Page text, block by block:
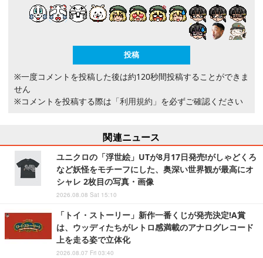
※一度コメントを投稿した後は約120秒間投稿することができま
せん
※コメントを投稿する際は 「利用規約」 を必ずご確認ください
関連ニュース
ユニクロの「浮世絵」UTが8月17日発売!がしゃどくろ
など妖怪をモチーフにした、奥深い世界観が最高にオ
シャレ 2枚目の写真・画像
2026.08.08 Sat 15:10
「トイ・ストーリー」新作一番くじが発売決定!A賞
は、ウッディたちがレトロ感満載のアナログレコード
上を走る姿で立体化
2026.08.07 Fri 03:40